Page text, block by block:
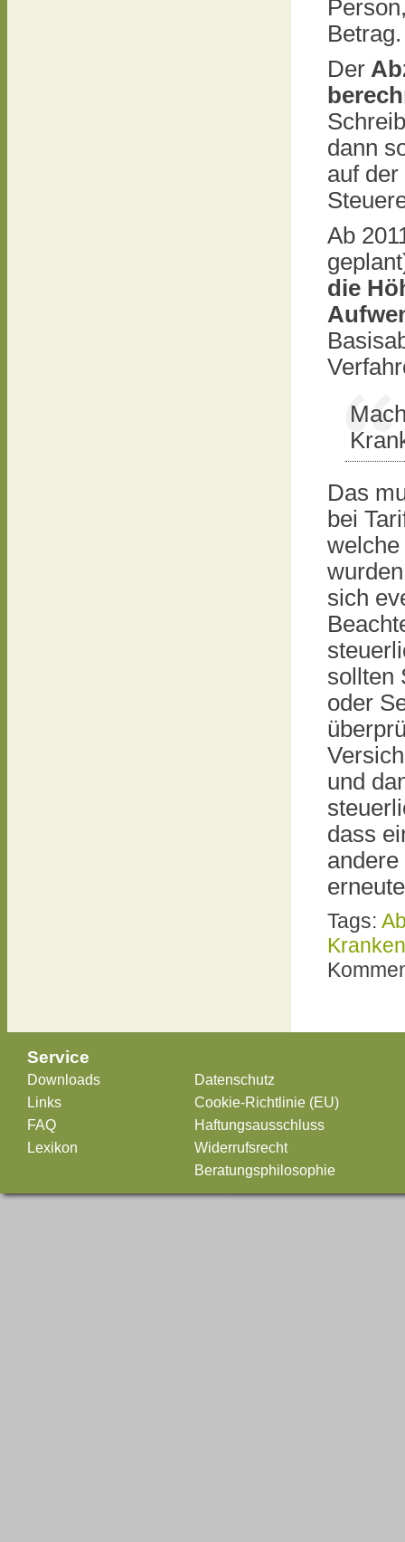
Betrag.
Der
dann
auf
Ab
die
Das
bei
sich
sollten
oder
und
dass
Tags:
Service
Downloads
Links
FAQ
Lexikon
Datenschutz
Cookie-Richtlinie (EU)
Haftungsausschluss
Widerrufsrecht
Beratungsphilosophie